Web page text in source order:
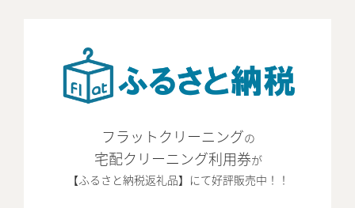
フラットクリーニングの
宅配クリーニング利用券が
【ふるさと納税返礼品】にて好評販売中！！